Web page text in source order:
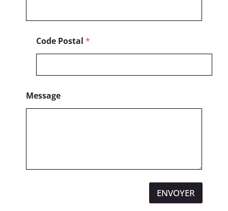
Code Postal *
Message
ENVOYER